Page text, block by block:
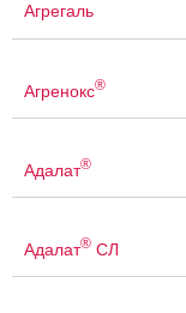
Агрегаль
Агренокс®
Адалат®
Адалат® СЛ